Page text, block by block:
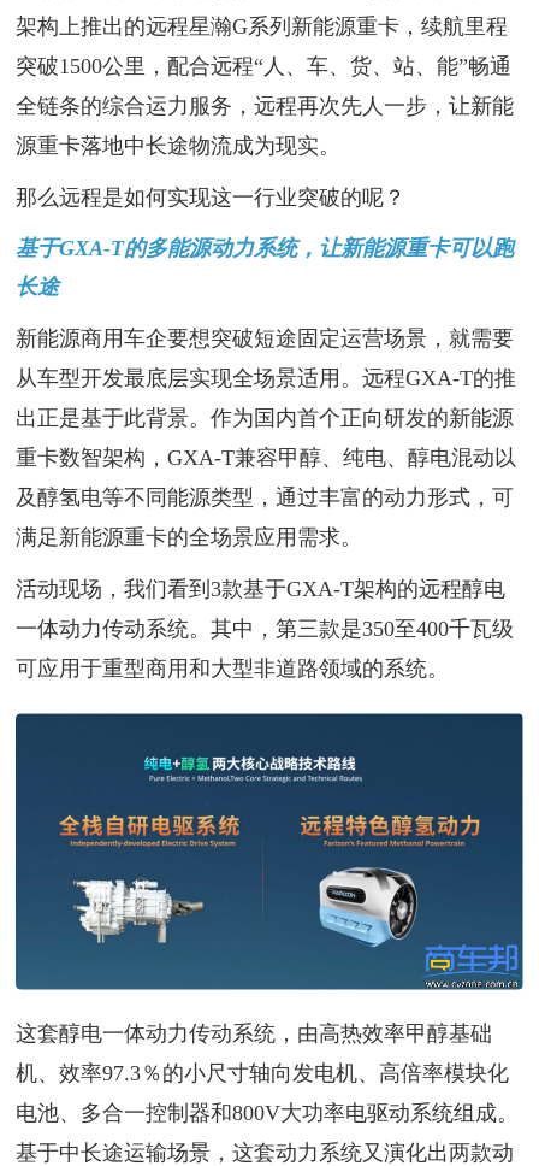
架构上推出的远程星瀚G系列新能源重卡，续航里程
突破1500公里，配合远程“人、车、货、站、能”畅通
全链条的综合运力服务，远程再次先人一步，让新能
源重卡落地中长途物流成为现实。
那么远程是如何实现这一行业突破的呢？
基于GXA-T的多能源动力系统，让新能源重卡可以跑
长途
新能源商用车企要想突破短途固定运营场景，就需要
从车型开发最底层实现全场景适用。远程GXA-T的推
出正是基于此背景。作为国内首个正向研发的新能源
重卡数智架构，GXA-T兼容甲醇、纯电、醇电混动以
及醇氢电等不同能源类型，通过丰富的动力形式，可
满足新能源重卡的全场景应用需求。
活动现场，我们看到3款基于GXA-T架构的远程醇电
一体动力传动系统。其中，第三款是350至400千瓦级
可应用于重型商用和大型非道路领域的系统。
这套醇电一体动力传动系统，由高热效率甲醇基础
机、效率97.3％的小尺寸轴向发电机、高倍率模块化
电池、多合一控制器和800V大功率电驱动系统组成。
基于中长途运输场景，这套动力系统又演化出两款动